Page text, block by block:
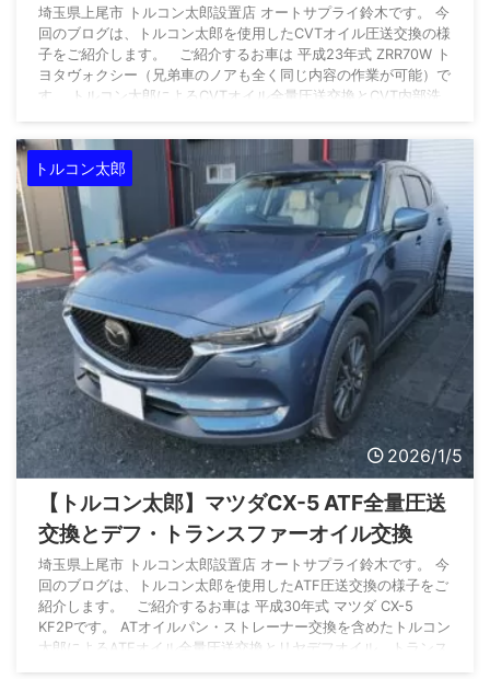
埼玉県上尾市 トルコン太郎設置店 オートサプライ鈴木です。 今
回のブログは、トルコン太郎を使用したCVTオイル圧送交換の様
子をご紹介します。 ご紹介するお車は 平成23年式 ZRR70W ト
ヨタヴォクシー（兄弟車のノアも全く同じ内容の作業が可能）で
す。 トルコン太郎によるCVTオイル全量圧送交換とCVT内部洗
サプライ鈴木のトルコン太郎施工のため、埼玉県内よりご入庫い
ただきました。 数あるトルコン太郎設置店の中から、オート ...
トルコン太郎
2026/1/5
【トルコン太郎】マツダCX-5 ATF全量圧送
交換とデフ・トランスファーオイル交換
埼玉県上尾市 トルコン太郎設置店 オートサプライ鈴木です。 今
回のブログは、トルコン太郎を使用したATF圧送交換の様子をご
紹介します。 ご紹介するお車は 平成30年式 マツダ CX-5
KF2Pです。 ATオイルパン・ストレーナー交換を含めたトルコン
太郎によるATFオイル全量圧送交換とリヤデフオイル、トランス